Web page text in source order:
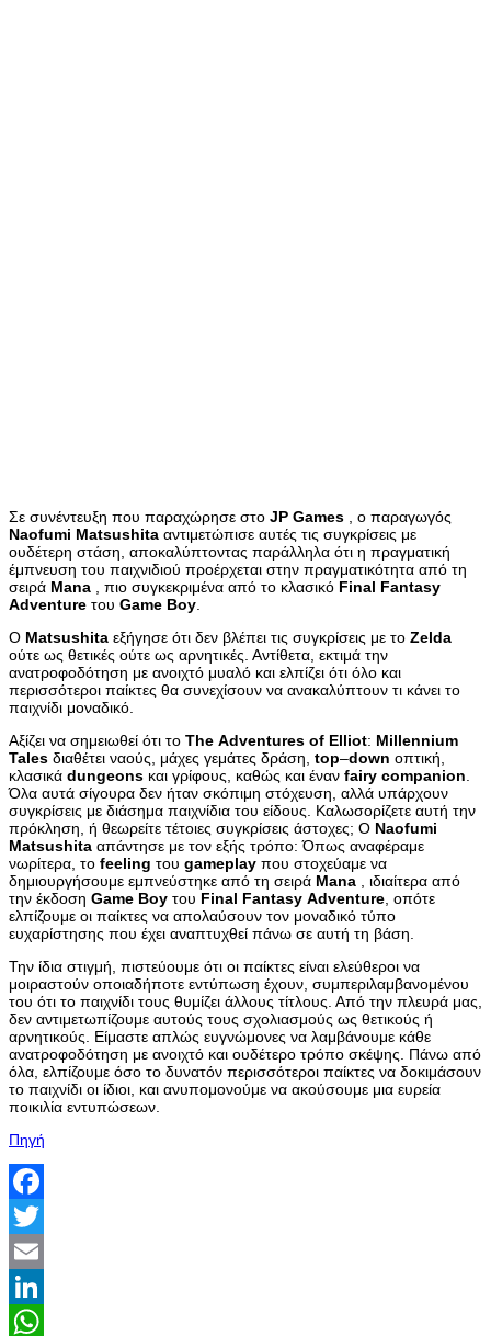
Σε συνέντευξη που παραχώρησε στο JP Games , ο παραγωγός
Naofumi Matsushita αντιμετώπισε αυτές τις συγκρίσεις με
ουδέτερη στάση, αποκαλύπτοντας παράλληλα ότι η πραγματική
έμπνευση του παιχνιδιού προέρχεται στην πραγματικότητα από τη
σειρά Mana , πιο συγκεκριμένα από το κλασικό Final Fantasy
Adventure του Game Boy
Ο Matsushita εξήγησε ότι δεν βλέπει τις συγκρίσεις με το Zelda
ούτε ως θετικές ούτε ως αρνητικές. Αντίθετα, εκτιμά την
ανατροφοδότηση με ανοιχτό μυαλό και ελπίζει ότι όλο και
περισσότεροι παίκτες θα συνεχίσουν να ανακαλύπτουν τι κάνει το
παιχνίδι μοναδικό.
Αξίζει να σημειωθεί ότι το The Adventures of Elliot: Millennium
Tales διαθέτει ναούς, μάχες γεμάτες δράση, top–down οπτική,
κλασικά dungeons και γρίφους, καθώς και έναν fairy companion
Όλα αυτά σίγουρα δεν ήταν σκόπιμη στόχευση, αλλά υπάρχουν
συγκρίσεις με διάσημα παιχνίδια του είδους. Καλωσορίζετε αυτή την
πρόκληση, ή θεωρείτε τέτοιες συγκρίσεις άστοχες; Ο Naofumi
Matsushita απάντησε με τον εξής τρόπο: Όπως αναφέραμε
νωρίτερα, το feeling του gameplay που στοχεύαμε να
δημιουργήσουμε εμπνεύστηκε από τη σειρά Mana , ιδιαίτερα από
την έκδοση Game Boy του Final Fantasy Adventure , οπότε
ελπίζουμε οι παίκτες να απολαύσουν τον μοναδικό τύπο
ευχαρίστησης που έχει αναπτυχθεί πάνω σε αυτή τη βάση.
Την ίδια στιγμή, πιστεύουμε ότι οι παίκτες είναι ελεύθεροι να
μοιραστούν οποιαδήποτε εντύπωση έχουν, συμπεριλαμβανομένου
του ότι το παιχνίδι τους θυμίζει άλλους τίτλους. Από την πλευρά μας,
δεν αντιμετωπίζουμε αυτούς τους σχολιασμούς ως θετικούς ή
αρνητικούς. Είμαστε απλώς ευγνώμονες να λαμβάνουμε κάθε
ανατροφοδότηση με ανοιχτό και ουδέτερο τρόπο σκέψης. Πάνω από
όλα, ελπίζουμε όσο το δυνατόν περισσότεροι παίκτες να δοκιμάσουν
το παιχνίδι οι ίδιοι, και ανυπομονούμε να ακούσουμε μια ευρεία
ποικιλία εντυπώσεων.
Πηγή
Facebook
Twitter
Email
LinkedIn